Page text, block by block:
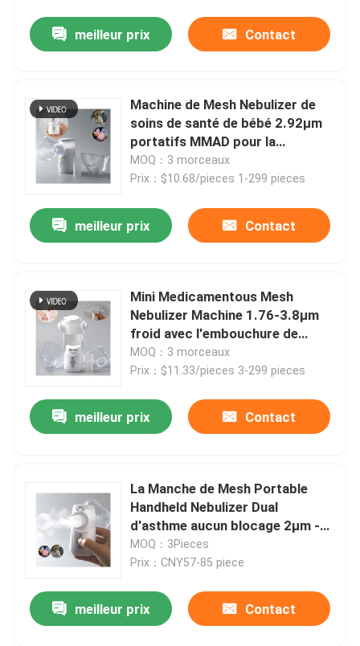
Contrôle de qualité
Nouvelles
Mesh Nebulizer portatif
Asthme Mesh Nebulizer
nébuliseur médical à mailles
Nébuliseur vibrant de maille
Nébuliseur portatif d'inhalateur
Machine adulte de nébuliseur
meilleur prix Contact
Machine de Mesh Nebulizer de
soins de santé de bébé 2.92μm
portatifs MMAD pour la
bronchite
MOQ：3 morceaux
Prix：$10.68/pieces 1-299 pieces
meilleur prix Contact
Mini Medicamentous Mesh
Nebulizer Machine 1.76-3.8μm
froid avec l'embouchure de
masque
MOQ：3 morceaux
Prix：$11.33/pieces 3-299 pieces
meilleur prix Contact
La Manche de Mesh Portable
Handheld Nebulizer Dual
d'asthme aucun blocage 2μm -
3μm
MOQ：3Pieces
Prix：CNY57-85 piece
meilleur prix Contact